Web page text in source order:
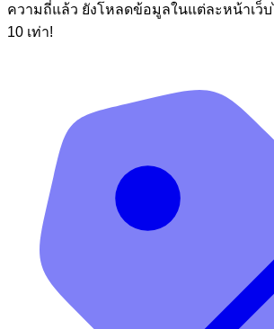
ความถี่แล้ว ยังโหลดข้อมูลในแต่ละหน้าเว็บ
10 เท่า!